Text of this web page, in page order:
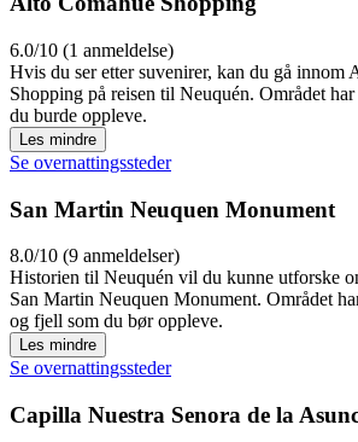
6.0/10 (1 anmeldelse)
Hvis du ser etter suvenirer, kan du gå innom
Shopping på reisen til Neuquén. Området
du burde oppleve.
Les mindre
Se overnattingssteder
San Martin Neuquen Monument
8.0/10 (9 anmeldelser)
Historien til Neuquén vil du kunne utforske
San Martin Neuquen Monument. Området
og fjell som du bør oppleve.
Les mindre
Se overnattingssteder
Capilla Nuestra Senora de la